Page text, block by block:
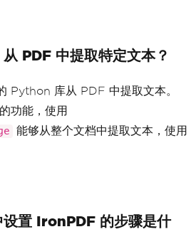
PDF 中提取特定文本？
Python 库从 PDF 中提取文本。
功能，使用
能够从整个文档中提取文本，使用
置 IronPDF 的步骤是什